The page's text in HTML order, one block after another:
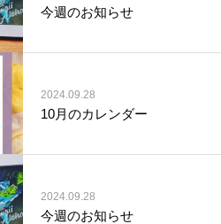
今週のお知らせ
2024.09.28
10月のカレンダー
2024.09.28
今週のお知らせ